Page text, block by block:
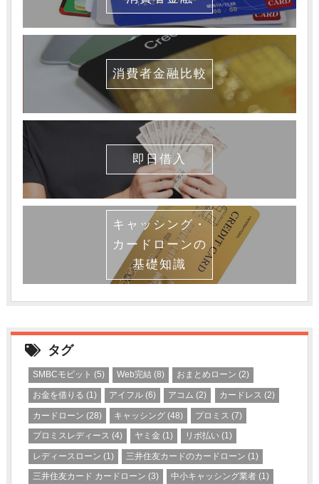
消費者金融比較
即日借入
キャッシング・
カードローンの
基礎知識
タグ
SMBCモビット (5) Web完結 (8) おまとめローン (2)
お金を借りる (1) アイフル (6) アコム (2) カードレス (2)
カードローン (28) キャッシング (48) プロミス (7)
プロミスレディース (4) ヤミ金 (1) リボ払い (1)
レディースローン (1) 三井住友カードのカードローン (1)
三井住友カード カードローン (3) 中小キャッシング業者 (1)